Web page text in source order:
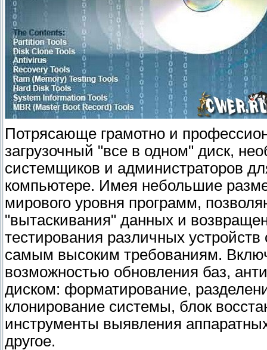
Потрясающе грамотно и
загрузочный "все в одном" диск,
системщиков и администраторов
компьютере. Имея небольшие
мирового уровня программ,
"вытаскивания" данных и
тестирования различных
самым высоким требованиям.
возможностью обновления баз,
диском: форматирование,
клонирование системы, блок
инструменты выявления
другое.